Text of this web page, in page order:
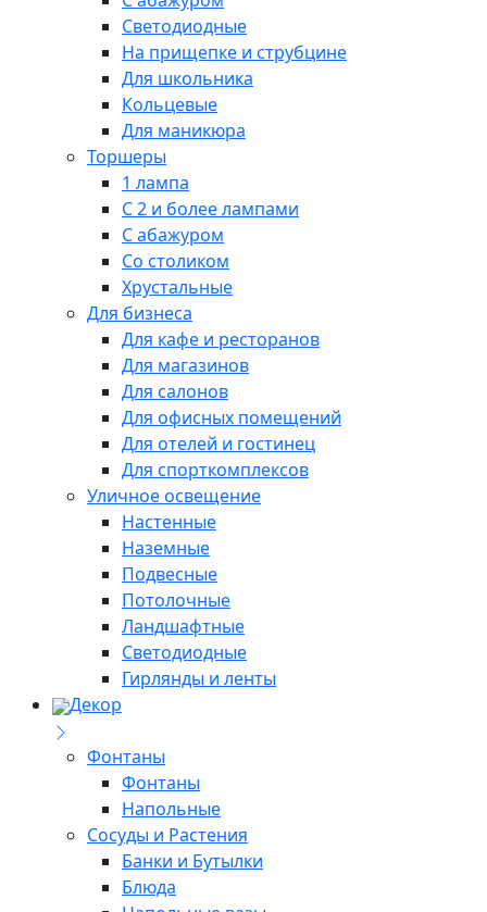
Светодиодные
На прищепке и струбцине
Для школьника
Кольцевые
Для маникюра
Торшеры
1 лампа
С 2 и более лампами
С абажуром
Со столиком
Хрустальные
Для бизнеса
Для кафе и ресторанов
Для магазинов
Для салонов
Для офисных помещений
Для отелей и гостинец
Для спорткомплексов
Уличное освещение
Настенные
Наземные
Подвесные
Потолочные
Ландшафтные
Светодиодные
Гирлянды и ленты
Декор
Фонтаны
Фонтаны
Напольные
Сосуды и Растения
Банки и Бутылки
Блюда